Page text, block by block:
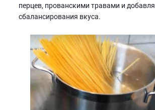
перцев, прованскими травами и
сбалансирования вкуса.